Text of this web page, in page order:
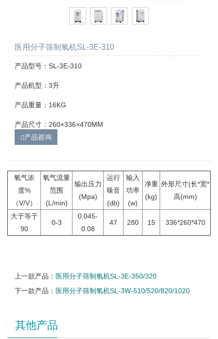
医用分子筛制氧机SL-3E-310
产品型号：SL-3E-310
产品机型：3升
产品重量：16KG
产品尺寸：260×336×470MM
产品咨询
氧气浓
度%
（V/V）
氧气流量
范围
(L/min)
输出压力
(Mpa)
运行
噪音
(db)
输入
功率
(w)
净重
(kg)
外形尺寸(长*宽*
高(mm)
大于等于
90
0-3
0.045-
0.08
47 280 15 336*260*470
上一款产品： 医用分子筛制氧机SL-3E-350/320
下一款产品： 医用分子筛制氧机SL-3W-510/520/820/1020
其他产品